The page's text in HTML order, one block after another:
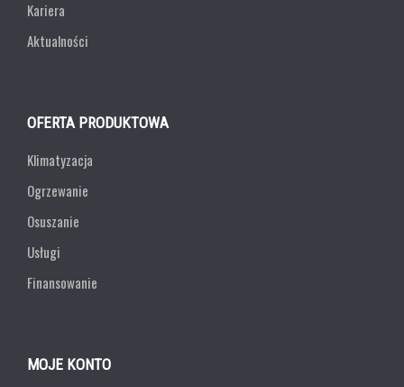
Kariera
Aktualności
OFERTA PRODUKTOWA
Klimatyzacja
Ogrzewanie
Osuszanie
Usługi
Finansowanie
MOJE KONTO